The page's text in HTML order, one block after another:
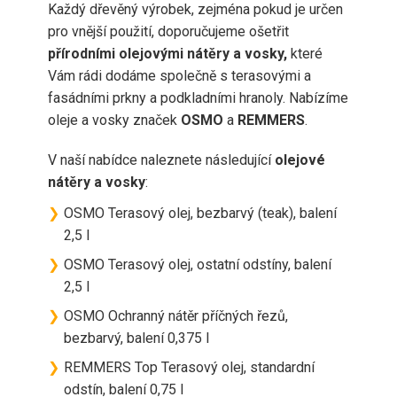
Každý dřevěný výrobek, zejména pokud je určen
pro vnější použití, doporučujeme ošetřit
přírodními olejovými nátěry a vosky, které
Vám rádi dodáme společně s terasovými a
fasádními prkny a podkladními hranoly. Nabízíme
oleje a vosky značek OSMO a REMMERS.
V naší nabídce naleznete následující olejové
nátěry a vosky:
❯ OSMO Terasový olej, bezbarvý (teak), balení
2,5 l
❯ OSMO Terasový olej, ostatní odstíny, balení
2,5 l
❯ OSMO Ochranný nátěr příčných řezů,
bezbarvý, balení 0,375 l
❯ REMMERS Top Terasový olej, standardní
odstín, balení 0,75 l